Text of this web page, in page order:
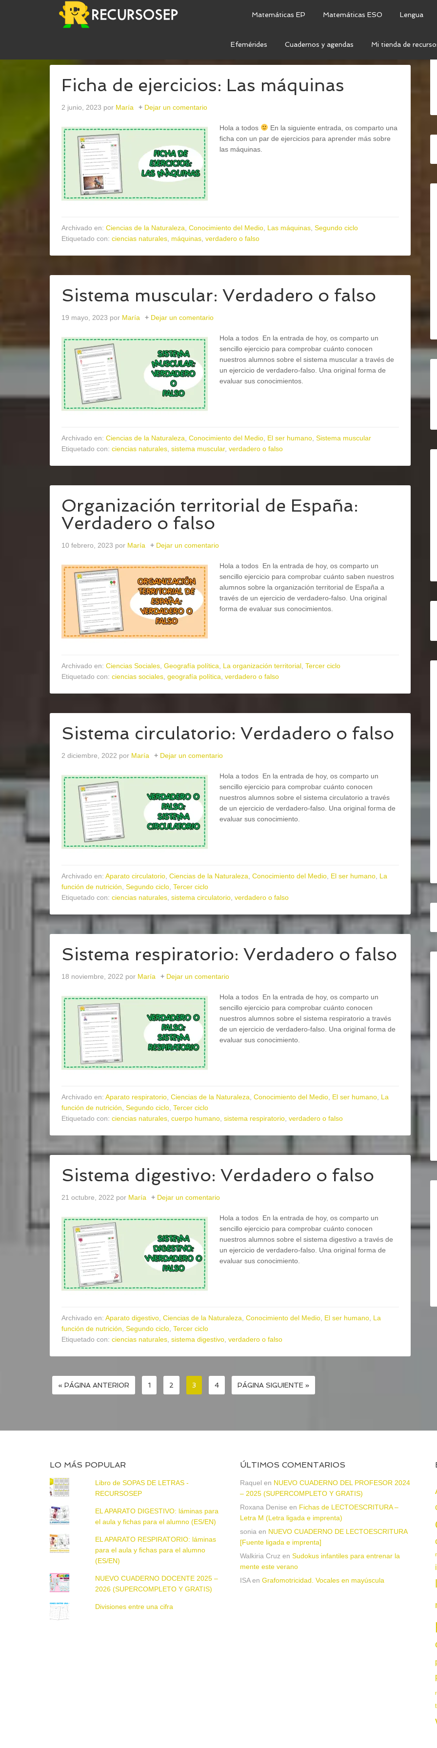
Matemáticas EP Matemáticas ESO Lengua
Efemérides Cuadernos y agendas Mi tienda de
Ficha de ejercicios: Las máquinas
2 junio, 2023 por María Dejar un comentario
Hola a todos
En la siguiente entrada, os comparto una
ficha con un par de ejercicios para aprender más sobre
las máquinas.
Archivado en: Ciencias de la Naturaleza Conocimiento del Medio Las máquinas Segundo ciclo
Etiquetado con: ciencias naturales máquinas verdadero o falso
Sistema muscular: Verdadero o falso
19 mayo, 2023 por María Dejar un comentario
Hola a todos En la entrada de hoy, os comparto un
sencillo ejercicio para comprobar cuánto conocen
nuestros alumnos sobre el sistema muscular a través de
un ejercicio de verdadero-falso. Una original forma de
evaluar sus conocimientos.
Archivado en: Ciencias de la Naturaleza Conocimiento del Medio El ser humano Sistema muscular
Etiquetado con: ciencias naturales sistema muscular, verdadero o falso
Organización territorial de España:
Verdadero o falso
10 febrero, 2023 por María Dejar un comentario
Hola a todos En la entrada de hoy, os comparto un
sencillo ejercicio para comprobar cuánto saben nuestros
alumnos sobre la organización territorial de España a
través de un ejercicio de verdadero-falso. Una original
forma de evaluar sus conocimientos.
Archivado en: Ciencias Sociales Geografía política La organización territorial Tercer ciclo
Etiquetado con: ciencias sociales geografía política verdadero o falso
Sistema circulatorio: Verdadero o falso
2 diciembre, 2022 por María Dejar un comentario
Hola a todos En la entrada de hoy, os comparto un
sencillo ejercicio para comprobar cuánto conocen
nuestros alumnos sobre el sistema circulatorio a través
de un ejercicio de verdadero-falso. Una original forma de
evaluar sus conocimiento.
Archivado en: Aparato circulatorio Ciencias de la Naturaleza Conocimiento del Medio El ser humano La
función de nutrición Segundo ciclo Tercer ciclo
Etiquetado con: ciencias naturales sistema circulatorio verdadero o falso
Sistema respiratorio: Verdadero o falso
18 noviembre, 2022 por María Dejar un comentario
Hola a todos En la entrada de hoy, os comparto un
sencillo ejercicio para comprobar cuánto conocen
nuestros alumnos sobre el sistema respiratorio a través
de un ejercicio de verdadero-falso. Una original forma de
evaluar sus conocimiento.
Archivado en: Aparato respiratorio Ciencias de la Naturaleza Conocimiento del Medio El ser humano La
función de nutrición Segundo ciclo Tercer ciclo
Etiquetado con: ciencias naturales cuerpo humano sistema respiratorio verdadero o falso
Sistema digestivo: Verdadero o falso
21 octubre, 2022 por María Dejar un comentario
Hola a todos En la entrada de hoy, os comparto un
sencillo ejercicio para comprobar cuánto conocen
nuestros alumnos sobre el sistema digestivo a través de
un ejercicio de verdadero-falso. Una original forma de
evaluar sus conocimiento.
Archivado en: Aparato digestivo Ciencias de la Naturaleza Conocimiento del Medio El ser humano La
función de nutrición Segundo ciclo Tercer ciclo
Etiquetado con: ciencias naturales sistema digestivo verdadero o falso
« PÁGINA ANTERIOR 1 2 3 4 PÁGINA SIGUIENTE »
LO MÁS POPULAR
Libro de SOPAS DE LETRAS -
RECURSOSEP
EL APARATO DIGESTIVO: láminas para
el aula y fichas para el alumno (ES/EN)
EL APARATO RESPIRATORIO: láminas
para el aula y fichas para el alumno
(ES/EN)
NUEVO CUADERNO DOCENTE 2025 –
2026 (SUPERCOMPLETO Y GRATIS)
Divisiones entre una cifra
ÚLTIMOS COMENTARIOS
Raquel en NUEVO CUADERNO DEL PROFESOR 2024
– 2025 (SUPERCOMPLETO Y GRATIS)
Roxana Denise en Fichas de LECTOESCRITURA –
Letra M (Letra ligada e imprenta)
sonia en NUEVO CUADERNO DE LECTOESCRITURA
[Fuente ligada e imprenta]
Walkiria Cruz en Sudokus infantiles para entrenar la
mente este verano
ISAen Grafomotricidad. Vocales en mayúscula